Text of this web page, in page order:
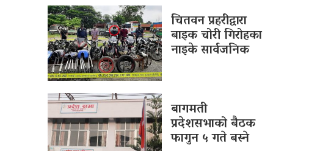
चितवन प्रहरीद्वारा
बाइक चोरी गिरोहका
नाइके सार्वजनिक
बागमती
प्रदेशसभाको बैठक
फागुन ५ गते बस्ने